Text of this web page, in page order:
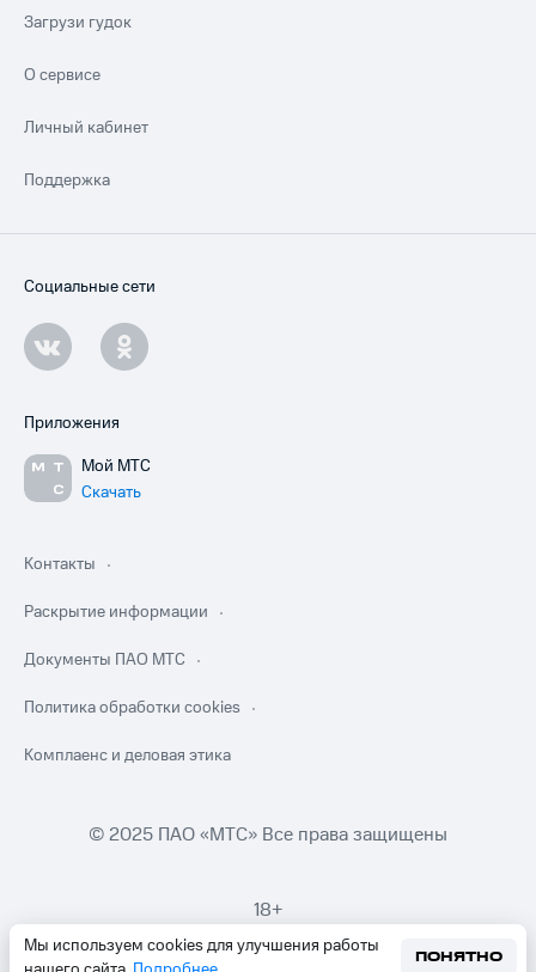
Мы используем cookies для улучшения работы
ПОНЯТНО
Загрузи гудок
О сервисе
Личный кабинет
Поддержка
Социальные сети
Приложения
Мой МТС
Скачать
Контакты
Раскрытие информации
Документы ПАО МТС
Политика обработки cookies
Комплаенс и деловая этика
© 2025 ПАО «МТС» Все права защищены
18+